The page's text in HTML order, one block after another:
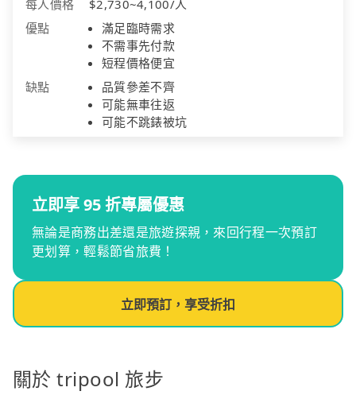
每人價格
$2,730~4,100/人
優點
滿足臨時需求
不需事先付款
短程價格便宜
缺點
品質參差不齊
可能無車往返
可能不跳錶被坑
立即享 95 折專屬優惠
無論是商務出差還是旅遊探親，來回行程一次預訂
更划算，輕鬆節省旅費！
立即預訂，享受折扣
關於 tripool 旅步